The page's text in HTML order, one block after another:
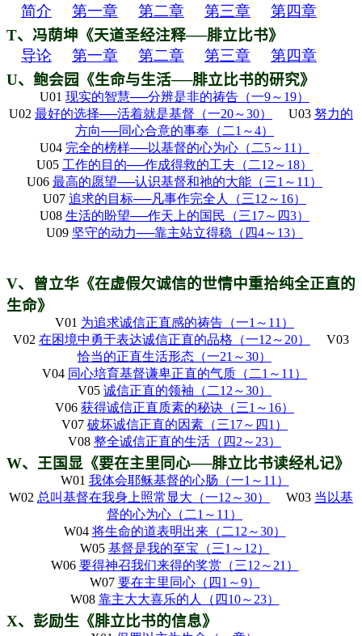
简介
第一章 第二章 第三章
第四章
T、冯荫坤《天道圣经注释──腓立比书》
导论
第一章 第二章 第三章
第四章
U、鲍会园《生命与生活──腓立比书的研究》
U01 现实的智慧──分辨是非的祷告 （一9～19）
U02 最好的选择──活着就是基督 （一20～30） U03 努力的
方向──同心合意的事奉 （ 二1 ～4）
U04 完全的榜样──以基督的心为心 （ 二5～11 ）
U05 工作的目的──作成得救的工夫 （ 二12 ～18）
U06 最高的愿望──认识基督和祂的大能 （三1 ～11 ）
U07 追求的目标──凡事作完全人 （三12 ～16）
U08 生活的盼望──作天上的国民 （三17～ 四3）
U09 坚守的动力──靠主站立得稳 （ 四4～13）
V、曾立华《在虚假欠诚信的世情中重拾纯全正直的
生命》
V01 为追求诚信正直感的祷告 （一1 ～11 ）
V02 在困境中勇于表达诚信正直的品格 （一12 ～20）
V03
恰当的正直生活形态 （一21 ～30）
V04 同心培育基督谦卑正直的气质 （ 二1 ～11 ）
V05 诚信正直的领袖 （ 二12 ～30）
V06 获得诚信正直质素的秘诀 （三1 ～16）
V07 破坏诚信正直的因素 （三17～ 四1 ）
V08 整全诚信正直的生活 （ 四2 ～23）
W、王国显《要在主里同心──腓立比书读经札记》
W01 我体会耶稣基督的心肠 （一1 ～11 ）
W02 总叫基督在我身上照常显大 （一12 ～30） W03 当以基
督的心为心 （ 二1 ～11 ）
W04 将生命的道表明出来（ 二12 ～30）
W05 基督是我的至宝 （三1 ～12）
W06 要得神召我们来得的奖赏 （三12 ～21 ）
W07 要在主里同心（ 四1 ～9）
W08 靠主大大喜乐的人 （ 四10～23）
X、彭励生《腓立比书的信息》